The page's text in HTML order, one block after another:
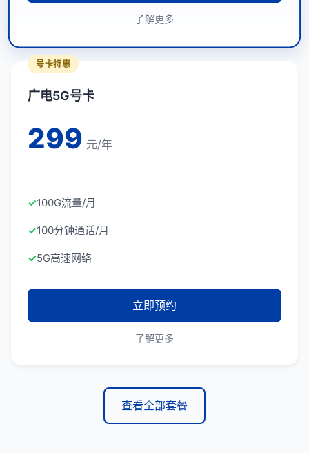
了解更多
号卡特惠
广电5G号卡
299 元/年
✓100G流量/月
✓100分钟通话/月
✓5G高速网络
立即预约
了解更多
查看全部套餐